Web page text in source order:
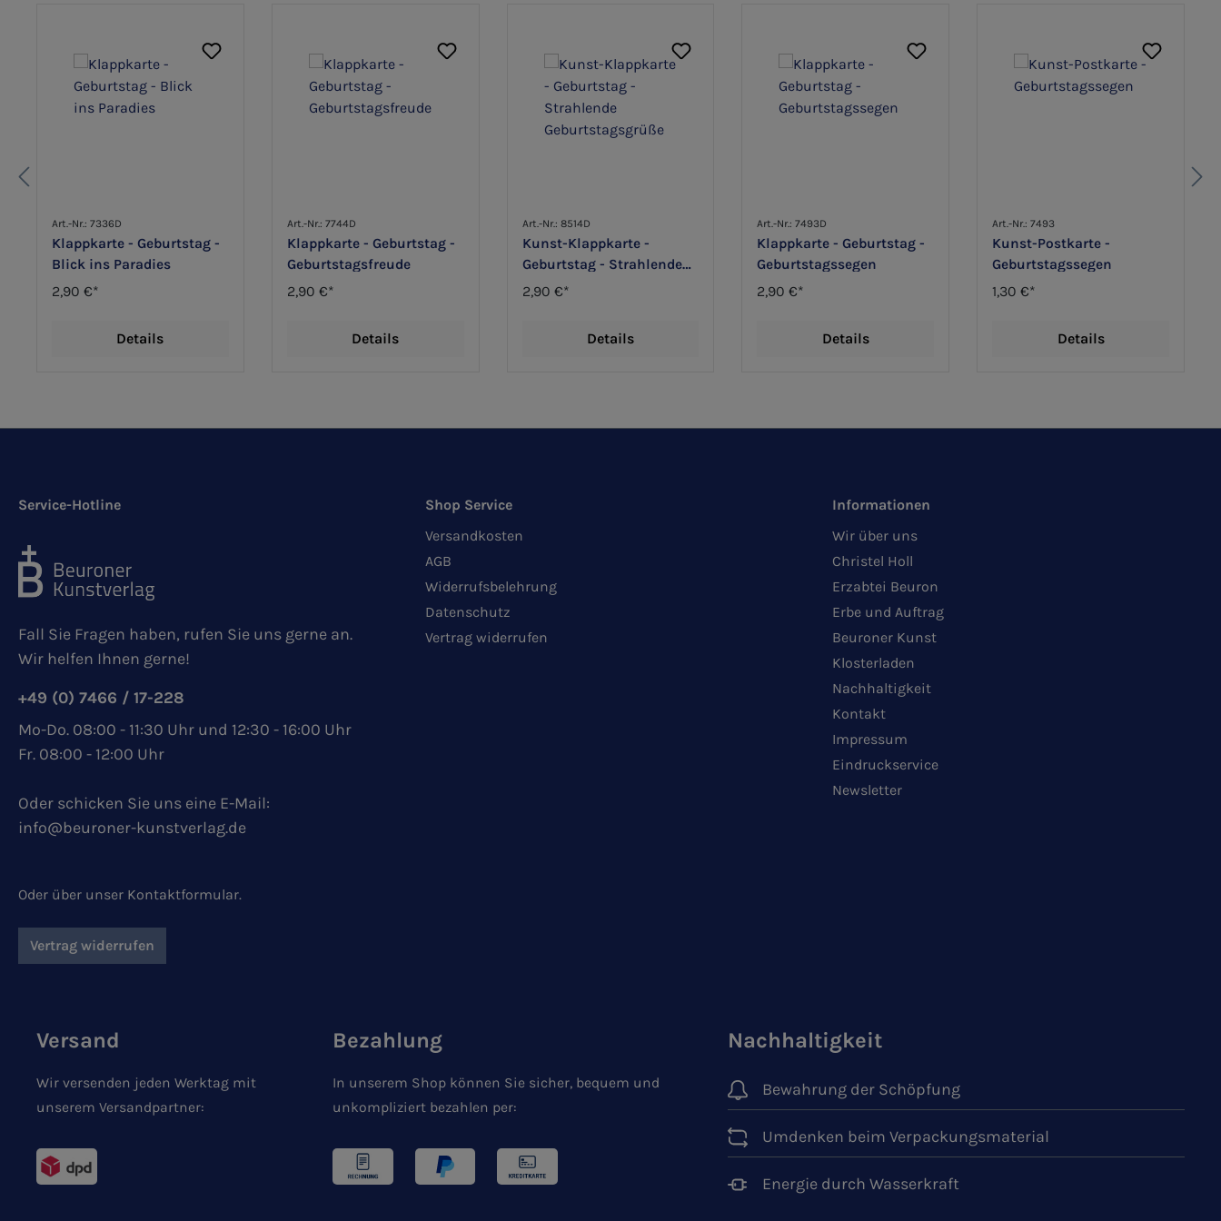
Art.-Nr.: 7336D
Klappkarte - Geburtstag -
Blick ins Paradies
2,90 €*
Details
Art.-Nr.: 7744D
Klappkarte - Geburtstag -
Geburtstagsfreude
2,90 €*
Details
Art.-Nr.: 8514D
Kunst-Klappkarte -
Geburtstag - Strahlende
Geburtstagsgrüße
2,90 €*
Details
Art.-Nr.: 7493D
Klappkarte - Geburtstag -
Geburtstagssegen
2,90 €*
Details
Art.-Nr.: 7493
Kunst-Postkarte -
Geburtstagssegen
1,30 €*
Details
Service-Hotline
Fall Sie Fragen haben, rufen Sie uns gerne an.
Wir helfen Ihnen gerne!
+49 (0) 7466 / 17-228
Mo-Do. 08:00 - 11:30 Uhr und 12:30 - 16:00 Uhr
Fr. 08:00 - 12:00 Uhr
Oder schicken Sie uns eine E-Mail:
info@beuroner-kunstverlag.de
Oder über unser Kontaktformular.
Vertrag widerrufen
Shop Service
Versandkosten
AGB
Widerrufsbelehrung
Datenschutz
Vertrag widerrufen
Informationen
Wir über uns
Christel Holl
Erzabtei Beuron
Erbe und Auftrag
Beuroner Kunst
Klosterladen
Nachhaltigkeit
Kontakt
Impressum
Eindruckservice
Newsletter
Versand
Wir versenden jeden Werktag mit
unserem Versandpartner:
Bezahlung
In unserem Shop können Sie sicher, bequem und
unkompliziert bezahlen per:
Nachhaltigkeit
Bewahrung der Schöpfung
Umdenken beim Verpackungsmaterial
Energie durch Wasserkraft